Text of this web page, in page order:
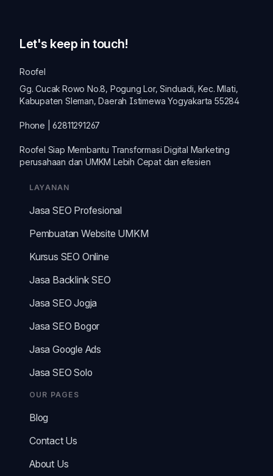
Let's keep in touch!
Roofel
Gg. Cucak Rowo No.8, Pogung Lor, Sinduadi, Kec. Mlati,
Kabupaten Sleman, Daerah Istimewa Yogyakarta 55284
Phone | 62811291267
Roofel Siap Membantu TransformasiDigital Marketing
perusahaan danUMKM Lebih Cepat dan efesien
LAYANAN
Jasa SEO Profesional
Pembuatan Website UMKM
Kursus SEO Online
Jasa Backlink SEO
Jasa SEO Jogja
Jasa SEO Bogor
Jasa Google Ads
Jasa SEO Solo
OUR PAGES
Blog
Contact Us
About Us